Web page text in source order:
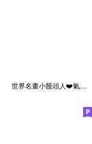
世界名畫小饅頭人❤️氣質款萬用日常